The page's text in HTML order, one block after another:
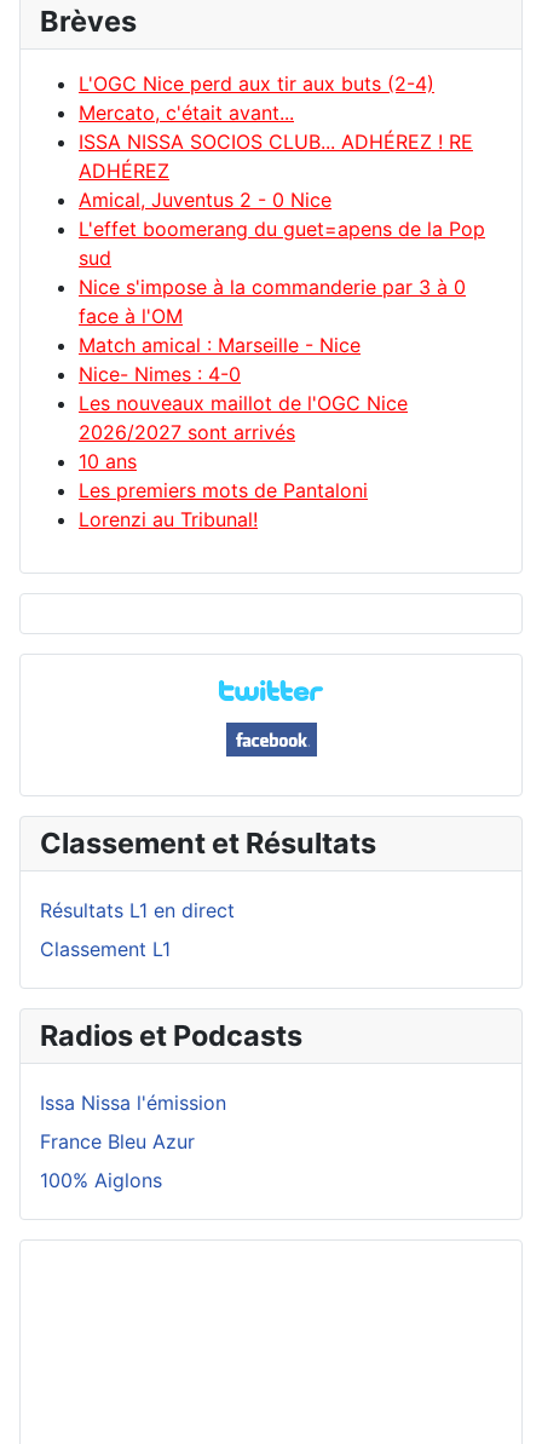
Brèves
L'OGC Nice perd aux tir aux buts (2-4)
Mercato, c'était avant...
ISSA NISSA SOCIOS CLUB... ADHÉREZ ! RE
ADHÉREZ
Amical, Juventus 2 - 0 Nice
L'effet boomerang du guet=apens de la Pop
sud
Nice s'impose à la commanderie par 3 à 0
face à l'OM
Match amical : Marseille - Nice
Nice- Nimes : 4-0
Les nouveaux maillot de l'OGC Nice
2026/2027 sont arrivés
10 ans
Les premiers mots de Pantaloni
Lorenzi au Tribunal!
Classement et Résultats
Résultats L1 en direct
Classement L1
Radios et Podcasts
Issa Nissa l'émission
France Bleu Azur
100% Aiglons